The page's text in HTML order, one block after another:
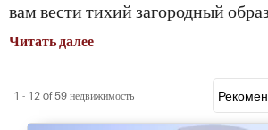
вам вести тихий загородный
недалеко от центра города,
центры и парки. Виллы в
расположены на окраинах
Читать далее
1 - 12 of 59 недвижимость